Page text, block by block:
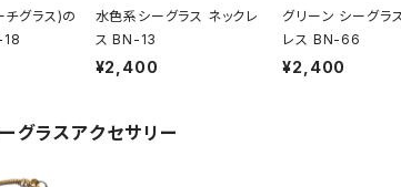
チグラス)の
18
水色系シーグラス ネックレ
ス BN-13
¥2,400
グリーン シーグラ
レス BN-66
¥2,400
グラスアクセサリー